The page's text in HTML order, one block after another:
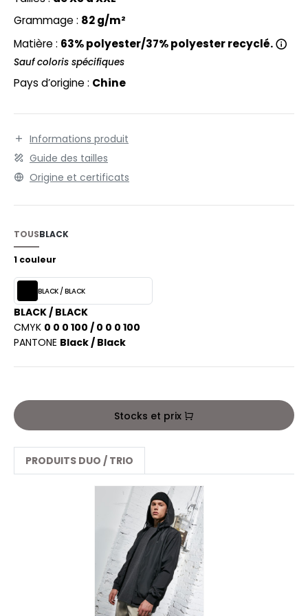
VETEMENTS
SHIRT
PROFESSIONNELLE
- BLOUSON
ROW
OF THE LOOM
OF THE LOOM VINTAGE
- BLANKS
T'S
Grammage : 82 g/m²
Matière : 63% polyester/37% polyester recyclé.
Sauf coloris spécifiques
Pays d’origine : Chine
Informations produit
Guide des tailles
Origine et certificats
TOUSBLACK
1 couleur
BLACK / BLACK
BLACK / BLACK
CMYK 0 0 0 100 / 0 0 0 100
PANTONE Black / Black
Stocks et prix
PRODUITS DUO / TRIO